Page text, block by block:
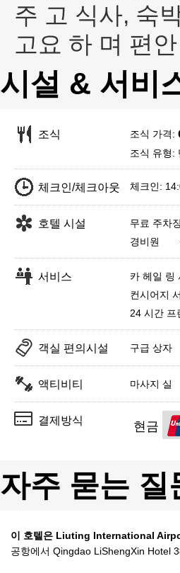
주 고 식사, 숙
고요 하 며 편
시설 & 서비
조식 조식 가격:
조식 유형:
체크인/체크아웃 체크인:
호텔 시설 무료 주차
경비원
서비스 카 헤일 링
컨시어지
24 시간 프
객실 편의시설 구급 상자
액티비티 마사지 실
결제방식 현금
자주 묻는
이 호텔은 Liuting International
공항에서 Qingdao LiShengXin Hotel